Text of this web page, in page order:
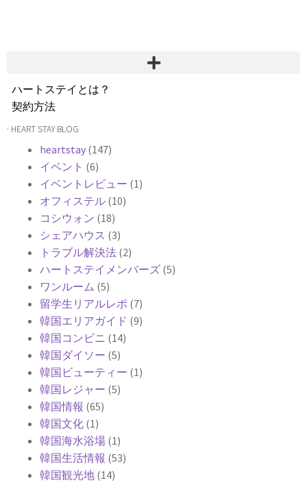
ハートステイとは？
契約方法
韓国不動産情報
よくある質問
Heartee
· HEART STAY BLOG
heartstay (147)
イベント (6)
イベントレビュー (1)
オフィステル (10)
コシウォン (18)
シェアハウス (3)
トラブル解決法 (2)
ハートステイメンバーズ (5)
ワンルーム (5)
留学生リアルレポ (7)
韓国エリアガイド (9)
韓国コンビニ (14)
韓国ダイソー (5)
韓国ビューティー (1)
韓国レジャー (5)
韓国情報 (65)
韓国文化 (1)
韓国海水浴場 (1)
韓国生活情報 (53)
韓国観光地 (14)